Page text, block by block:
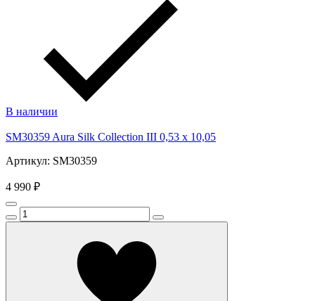
В наличии
SM30359 Aura Silk Collection III 0,53 x 10,05
Артикул: SM30359
4 990 ₽